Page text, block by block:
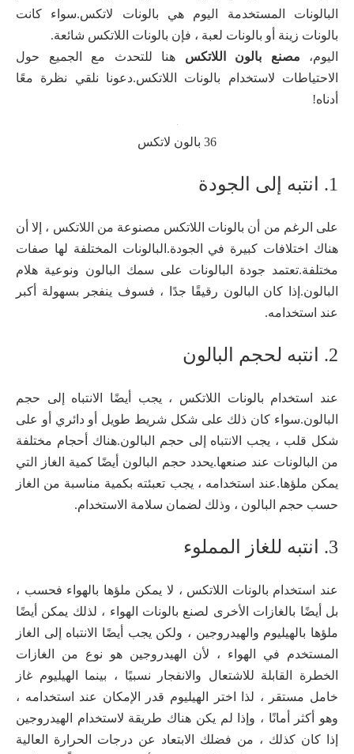
البالونات المستخدمة اليوم هي بالونات لاتكس.سواء كانت
بالونات زينة أو بالونات لعبة ، فإن بالونات اللاتكس شائعة.
اليوم، مصنع بالون اللاتكس هنا للتحدث مع الجميع حول
الاحتياطات لاستخدام بالونات اللاتكس.دعونا نلقي نظرة معًا
أدناه!
36 بالون لاتكس
1. انتبه إلى الجودة
على الرغم من أن بالونات اللاتكس مصنوعة من اللاتكس ، إلا أن
هناك اختلافات كبيرة في الجودة.البالونات المختلفة لها صفات
مختلفة.تعتمد جودة البالونات على سمك البالون ونوعية هلام
البالون.إذا كان البالون رقيقًا جدًا ، فسوف ينفجر بسهولة أكبر
عند استخدامه.
2. انتبه لحجم البالون
عند استخدام بالونات اللاتكس ، يجب أيضًا الانتباه إلى حجم
البالون.سواء كان ذلك على شكل شريط طويل أو دائري أو على
شكل قلب ، يجب الانتباه إلى حجم البالون.هناك أحجام مختلفة
من البالونات عند صنعها.يحدد حجم البالون أيضًا كمية الغاز التي
يمكن ملؤها.عند استخدامه ، يجب تعبئته بكمية مناسبة من الغاز
حسب حجم البالون ، وذلك لضمان سلامة الاستخدام.
3. انتبه للغاز المملوء
عند استخدام بالونات اللاتكس ، لا يمكن ملؤها بالهواء فحسب ،
بل أيضًا بالغازات الأخرى لصنع بالونات الهواء ، لذلك يمكن أيضًا
ملؤها بالهيليوم والهيدروجين ، ولكن يجب أيضًا الانتباه إلى الغاز
المستخدم في الهواء ، لأن الهيدروجين هو نوع من الغازات
الخطرة القابلة للاشتعال والانفجار نسبيًا ، بينما الهيليوم غاز
خامل مستقر ، لذا اختر الهيليوم قدر الإمكان عند استخدامه ،
وهو أكثر أمانًا ، وإذا لم يكن هناك طريقة لاستخدام الهيدروجين
إذا كان كذلك ، من فضلك الابتعاد عن درجات الحرارة العالية